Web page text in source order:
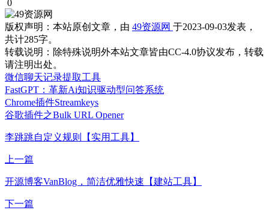
0
版权声明： 本站原创文章，由 49资源网 于2023-09-03发表，
共计285字。
转载说明： 除特殊说明外本站文章皆由CC-4.0协议发布，转载
请注明出处。
微信聊天记录提取工具
FastGPT：革新Ai知识驱动型问答系统
Chrome插件Streamkeys
谷歌插件之Bulk URL Opener
李跳跳自定义规则【实用工具】
上一篇
开源博客VanBlog，简洁优雅快速【建站工具】
下一篇